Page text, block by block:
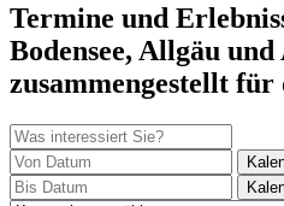
Termine und
Bodensee, Allgäu
zusammengestellt für